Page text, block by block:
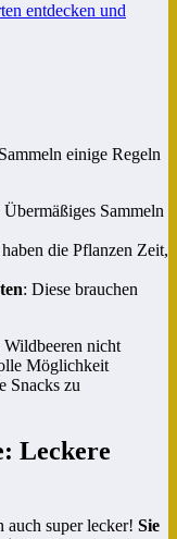
entdecken und
einige Regeln
Übermäßiges Sammeln
die Pflanzen Zeit,
: Diese brauchen
Wildbeeren nicht
Möglichkeit
Snacks zu
Leckere
auch super lecker! Sie